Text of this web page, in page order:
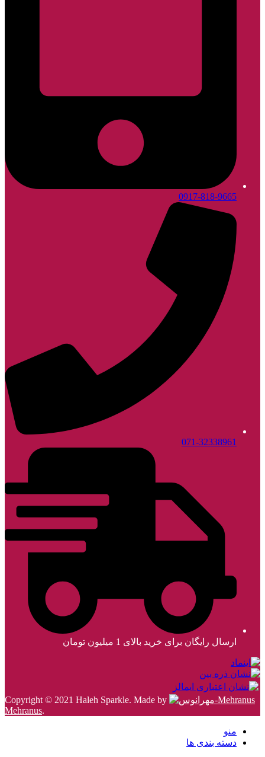
0917-818-9665
071-32338961
ارسال رایگان برای خرید بالای 1 میلیون تومان
Copyright © 2021 Haleh Sparkle. Made by
Mehranus.
منو
دسته بندی ها